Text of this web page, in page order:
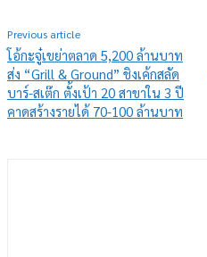
Previous article
โอ้กะจู๋เขย่าตลาด 5,200 ล้านบาท
ส่ง “Grill & Ground” ชิงเค้กสลัด
บาร์-สเต๊ก ตั้งเป้า 20 สาขาใน 3 ปี
คาดสร้างรายได้ 70-100 ล้านบาท